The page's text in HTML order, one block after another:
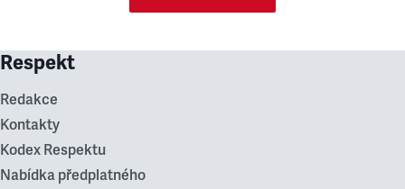
Respekt
Redakce
Kontakty
Kodex Respektu
Nabídka předplatného